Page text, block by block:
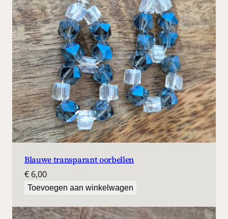
Blauwe transparant oorbellen
€ 6,00
Toevoegen aan winkelwagen